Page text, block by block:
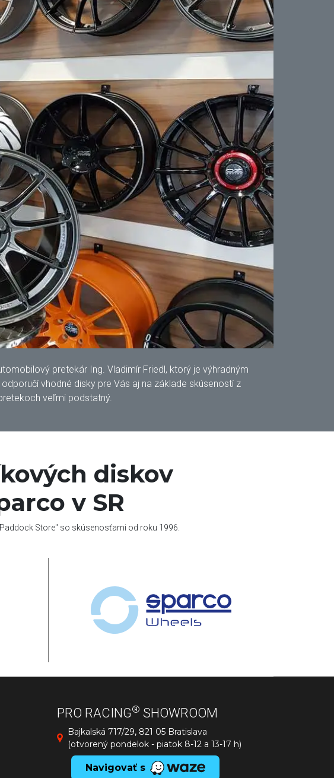
pretekár Ing. Vladimír Friedl, ktorý je výhradným
vhodné disky pre Vás aj na základe skúseností z
veľmi podstatný.
diskov
v SR
Store" so skúsenosťami od roku 1996.
PRO RACING® SHOWROOM
Bajkalská 717/29, 821 05 Bratislava
(otvorený pondelok - piatok 8-12 a 13-17 h)
Navigovať s